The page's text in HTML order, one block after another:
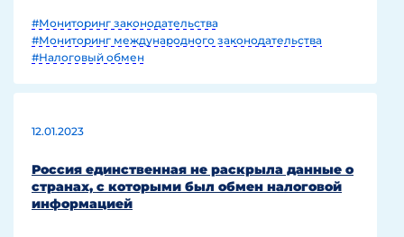
#Мониторинг законодательства
#Мониторинг международного законодательства
#Налоговый обмен
12.01.2023
Россия единственная не раскрыла данные о
странах, с которыми был обмен налоговой
информацией